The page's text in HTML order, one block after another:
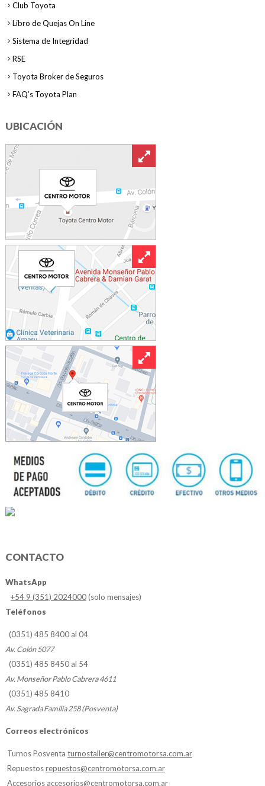
Club Toyota
Libro de Quejas On Line
Sistema de Integridad
RSE
Toyota Broker de Seguros
FAQ’s Toyota Plan
UBICACIÓN
CONTACTO
WhatsApp
+54 9 (351) 2024000(solo mensajes)
Teléfonos
(0351) 485 8400 al 04
Av. Colón 5077
(0351) 485 8450 al 54
Av. Monseñor Pablo Cabrera 4611
(0351) 485 8410
Av. Sagrada Familia 258 (Posventa)
Correos electrónicos
Turnos Posventa turnostaller@centromotorsa.com.ar
Repuestosrepuestos@centromotorsa.com.ar
Accesorios accesorios@centromotorsa.com.ar